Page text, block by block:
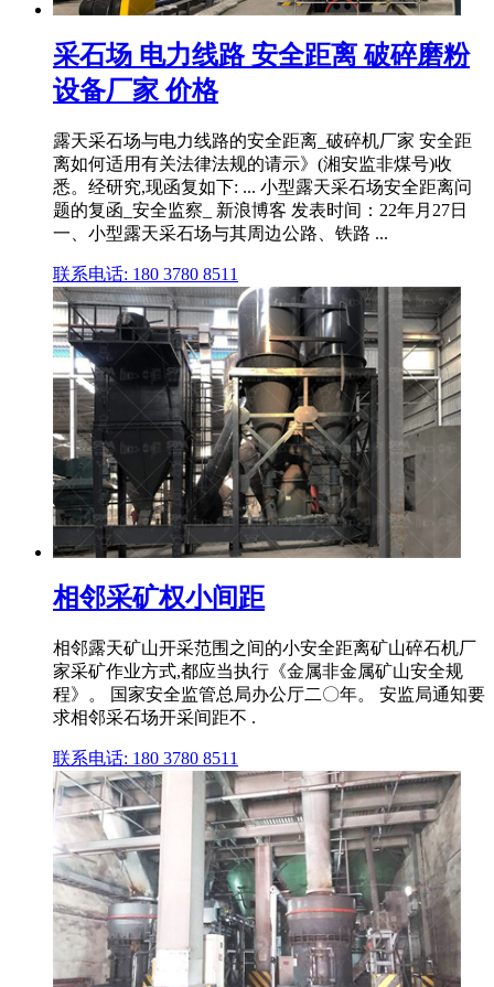
采石场 电力线路 安全距离 破碎磨粉
设备厂家 价格
露天采石场与电力线路的安全距离_破碎机厂家 安全距
离如何适用有关法律法规的请示》(湘安监非煤号)收
悉。经研究,现函复如下: ... 小型露天采石场安全距离问
题的复函_安全监察_ 新浪博客 发表时间：22年月27日
一、小型露天采石场与其周边公路、铁路 ...
联系电话: 180 3780 8511
相邻采矿权小间距
相邻露天矿山开采范围之间的小安全距离矿山碎石机厂
家采矿作业方式,都应当执行《金属非金属矿山安全规
程》。 国家安全监管总局办公厅二〇年。 安监局通知要
求相邻采石场开采间距不 .
联系电话: 180 3780 8511